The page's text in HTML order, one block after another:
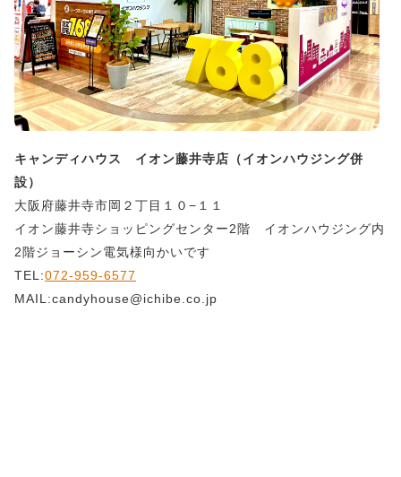
キャンディハウス イオン藤井寺店（イオンハウジング併
設）
大阪府藤井寺市岡２丁目１０−１１
イオン藤井寺ショッピングセンター2階 イオンハウジング内
2階ジョーシン電気様向かいです
TEL:072-959-6577
MAIL:candyhouse@ichibe.co.jp